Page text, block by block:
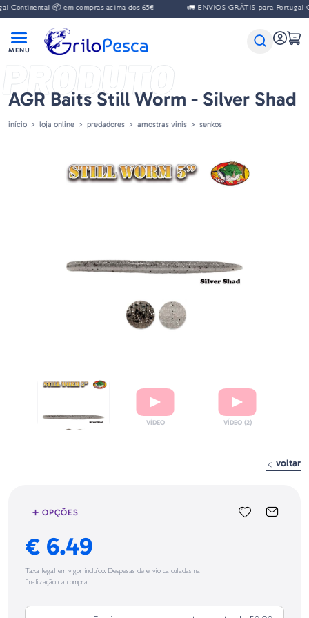
📦 em compras acima dos 65€ 🚛 ENVIOS GRÁTIS para Portugal
PRODUTO
AGR Baits Still Worm - Silver Shad
início loja online predadores amostras vinis senkos
voltar
➕ OPÇÕES
€ 6.49
Taxa legal em vigor incluído. Despesas de envio calculadas na
finalização da compra.